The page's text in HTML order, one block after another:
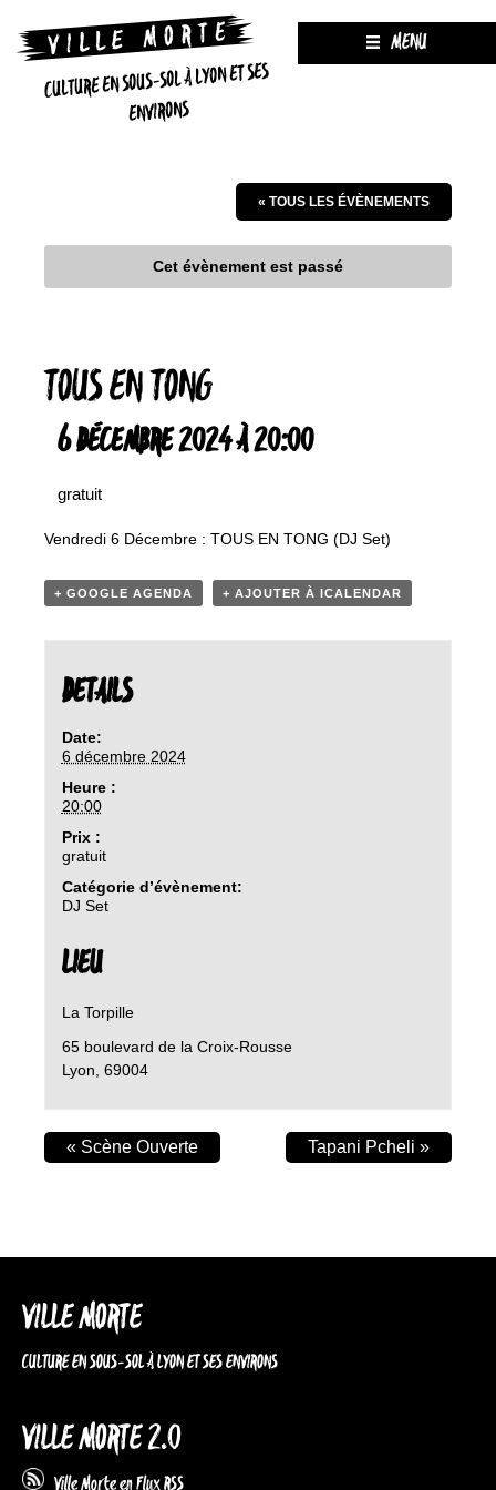
CULTURE EN SOUS-SOL À LYON ET SES
ENVIRONS
MENU
« TOUS LES ÉVÈNEMENTS
Cet évènement est passé
TOUS EN TONG
6 DÉCEMBRE 2024 À 20:00
gratuit
Vendredi 6 Décembre : TOUS EN TONG (DJ Set)
+ GOOGLE AGENDA + AJOUTER À ICALENDAR
DETAILS
Date:
6 décembre 2024
Heure :
20:00
Prix :
gratuit
Catégorie d’évènement:
DJ Set
LIEU
La Torpille
65 boulevard de la Croix-Rousse
Lyon 69004
« Scène Ouverte Tapani Pcheli »
VILLE MORTE
CULTURE EN SOUS-SOL À LYON ET SES ENVIRONS
VILLE MORTE 2.0
Ville Morte en Flux RSS